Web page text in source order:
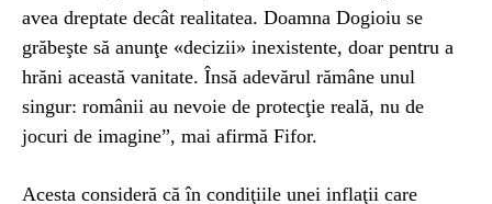
avea dreptate decât realitatea. Doamna Dogioiu se
grăbeşte să anunţe «decizii» inexistente, doar pentru a
hrăni această vanitate. Însă adevărul rămâne unul
singur: românii au nevoie de protecţie reală, nu de
jocuri de imagine”, mai afirmă Fifor.
Acesta consideră că în condiţiile unei inflaţii care